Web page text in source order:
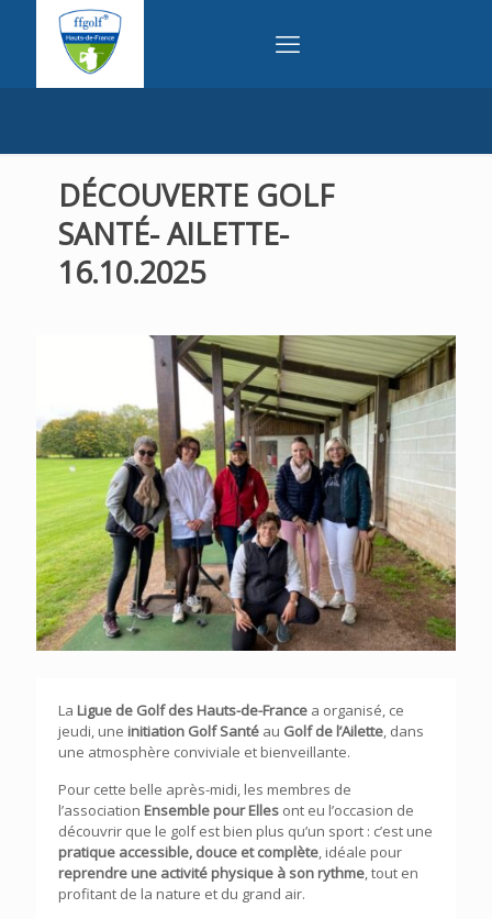
DÉCOUVERTE GOLF
SANTÉ- AILETTE-
16.10.2025
La Ligue de Golf des Hauts-de-France a organisé, ce
jeudi, une initiation Golf Santé au Golf de l’Ailette , dans
une atmosphère conviviale et bienveillante.
Pour cette belle après-midi, les membres de
l’association Ensemble pour Elles ont eu l’occasion de
découvrir que le golf est bien plus qu’un sport : c’est une
pratique accessible, douce et complète , idéale pour
reprendre une activité physique à son rythme , tout en
profitant de la nature et du grand air.